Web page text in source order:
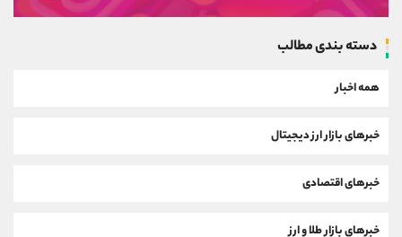
دسته بندی مطالب
همه اخبار
خبرهای بازار ارز دیجیتال
خبرهای اقتصادی
خبرهای بازار طلا و ارز